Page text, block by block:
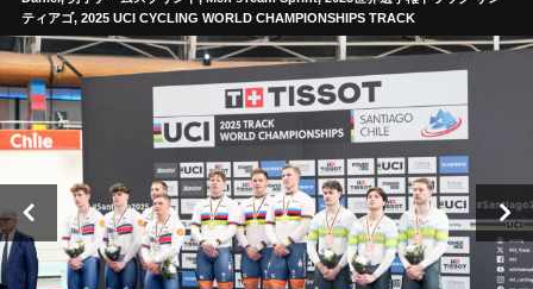
ティアゴ, 2025 UCI CYCLING WORLD CHAMPIONSHIPS TRACK